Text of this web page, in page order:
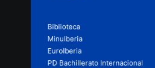
Biblioteca
MinuIberia
EuroIberia
PD Bachillerato Internacional